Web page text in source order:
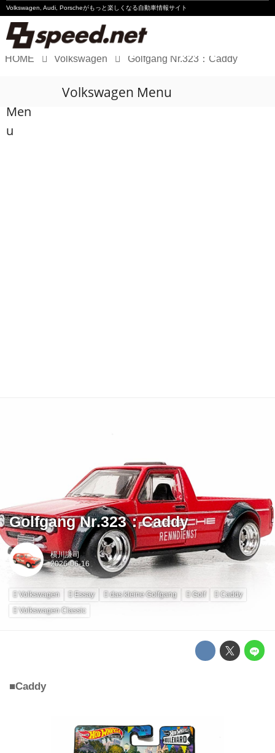
Volkswagen, Audi, Porscheがもっと楽しくなる自動車情報サイト
Audi
HOME Volkswagen Golfgang Nr.323：Caddy
Men
u
Volkswagen Menu
Golfgang Nr.323：Caddy
横川謙司
Volkswagen Essay das kleine Golfgang Golf
Caddy
Volkswagen Classic
■Caddy